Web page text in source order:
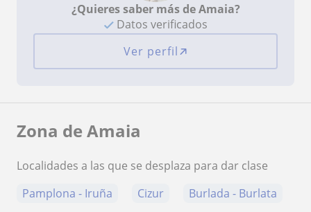
¿Quieres saber más de Amaia?
Datos verificados
Ver perfil
Zona de Amaia
Localidades a las que se desplaza para dar clase
Pamplona - Iruña
Cizur Burlada - Burlata